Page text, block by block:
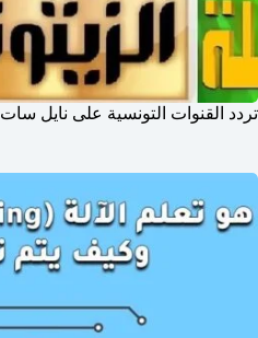
تردد القنوات التونسية على نايل سات 2025